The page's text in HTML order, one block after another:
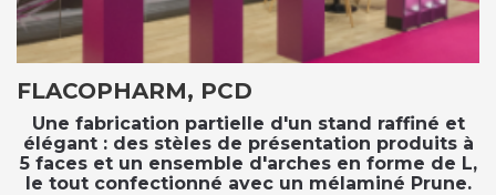
FLACOPHARM, PCD
Une fabrication partielle d'un stand raffiné et
élégant : des stèles de présentation produits à
5 faces et un ensemble d'arches en forme de L,
le tout confectionné avec un mélaminé Prune.